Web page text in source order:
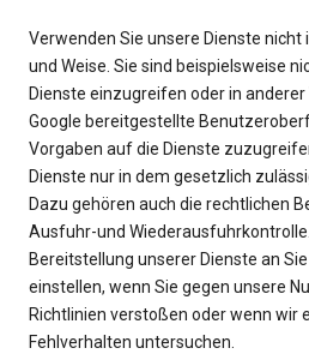
Verwenden Sie unsere Dienste
und Weise. Sie sind beispielsweise
Dienste einzugreifen oder in anderer
Google bereitgestellte
Vorgaben auf die Dienste
Dienste nur in dem gesetzlich
Dazu gehören auch die rechtlichen
Ausfuhr-und
Bereitstellung unserer Dienste an
einstellen, wenn Sie gegen unsere
Richtlinien verstoßen oder wenn wir
Fehlverhalten untersuchen.